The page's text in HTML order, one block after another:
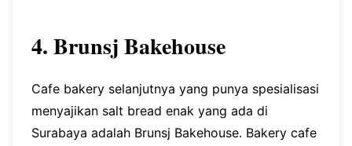
4. Brunsj Bakehouse
Cafe bakery selanjutnya yang punya spesialisasi
menyajikan salt bread enak yang ada di
Surabaya adalah Brunsj Bakehouse. Bakery cafe